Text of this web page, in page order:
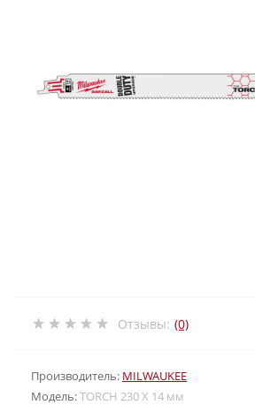
Отзывы: (0)
Производитель: MILWAUKEE
Модель:TORCH 230 X 14 мм